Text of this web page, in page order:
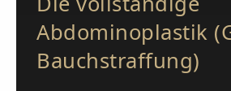
Abdominoplastik
Bauchstraffung)